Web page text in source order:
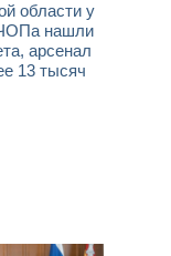
области у
нашли
арсенал
13 тысяч